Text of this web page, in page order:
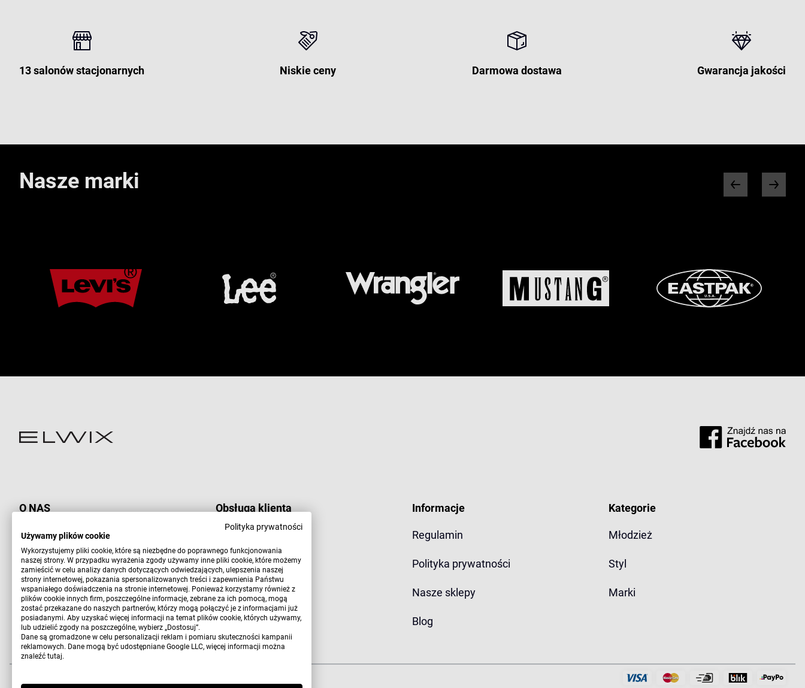
13 salonów stacjonarnych Niskie ceny Darmowa dostawa Gwarancja jakości
Nasze marki
O NAS
Sklep Elwix.pl
markowe spodnie Wrangler, Lee
Obsługa klienta:
Pn-Pt 9:00-15:00
tel. 603 883 878
sklep@elwix.pl
Obsługa klienta
Kontakt
Koszty wysyłki
Zwrot i wymiana
Płatności
Informacje
Regulamin
Polityka prywatności
Nasze sklepy
Blog
Kategorie
Młodzież
Styl
Marki
Polityka prywatności
Używamy plików cookie
Wykorzystujemy pliki cookie, które są niezbędne do poprawnego funkcjonowania
naszej strony. W przypadku wyrażenia zgody używamy inne pliki cookie, które możemy
zamieścić w celu analizy danych dotyczących odwiedzających, ulepszenia naszej
strony internetowej, pokazania spersonalizowanych treści i zapewnienia Państwu
wspaniałego doświadczenia na stronie internetowej. Ponieważ korzystamy również z
plików cookie innych firm, poszczególne informacje, zebrane za ich pomocą, mogą
zostać przekazane do naszych partnerów, którzy mogą połączyć je z informacjami już
posiadanymi. Aby uzyskać więcej informacji na temat plików cookie, których używamy,
lub udzielić zgody na poszczególne, wybierz „Dostosuj”.
Dane są gromadzone w celu personalizacji reklam i pomiaru skuteczności kampanii
reklamowych. Dane mogą być udostępniane Google LLC, więcej informacji można
znaleźć tutaj.